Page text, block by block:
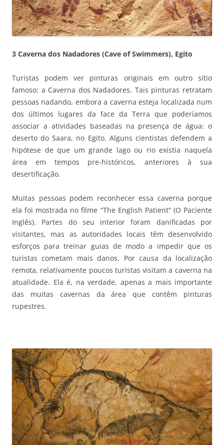
3 Caverna dos Nadadores (Cave of Swimmers), Egito
Turistas podem ver pinturas originais em outro sítio
famoso: a Caverna dos Nadadores. Tais pinturas retratam
pessoas nadando, embora a caverna esteja localizada num
dos últimos lugares da face da Terra que poderíamos
associar a atividades baseadas na presença de água: o
deserto do Saara, no Egito. Alguns cientistas defendem a
hipótese de que um grande lago ou rio existia naquela
área em tempos pre-históricos, anteriores à sua
desertificação.
Muitas pessoas podem reconhecer essa caverna porque
ela foi mostrada no filme “The English Patient” (O Paciente
Inglês). Partes do seu interior foram danificadas por
visitantes, mas as autoridades locais têm desenvolvido
esforços para treinar guias de modo a impedir que os
turistas cometam mais danos. Por causa da localização
remota, relativamente poucos turistas visitam a caverna na
atualidade. Ela é, na verdade, apenas a mais importante
das muitas cavernas da área que contêm pinturas
rupestres.